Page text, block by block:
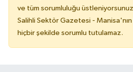
ve tüm sorumluluğu
Salihli Sektör Gazetesi -
hiçbir şekilde sorumlu tutulamaz.